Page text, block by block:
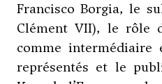
Francisco Borgia, le
Clément VII), le rôle
comme intermédiaire
représentés et le